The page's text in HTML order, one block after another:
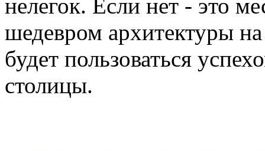
нелегок. Если нет - это
шедевром архитектуры
будет пользоваться
столицы.